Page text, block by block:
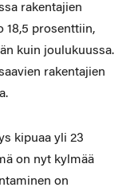
rakentajien
18,5 prosenttiin,
kuin joulukuussa.
rakentajien
kipuaa yli 23
on nyt kylmää
on